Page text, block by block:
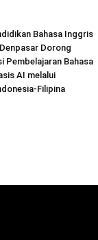
Bahasa Inggris
Dorong
Pembelajaran Bahasa
AI melalui
Filipina